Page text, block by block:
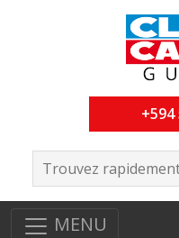
+594
MENU